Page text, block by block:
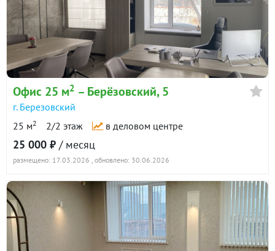
Офис 25 м2 – Берёзовский, 5
г. Березовский
25 м2 2/2 этаж в деловом центре
25 000 ₽ / месяц
размещено: 17.03.2026 , обновлено: 30.06.2026